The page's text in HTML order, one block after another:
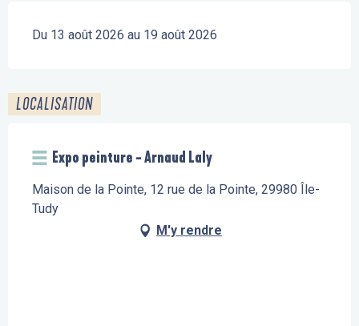
Du 13 août 2026 au 19 août 2026
LOCALISATION
Expo peinture - Arnaud Laly
Maison de la Pointe, 12 rue de la Pointe, 29980 Île-
Tudy
M'y rendre